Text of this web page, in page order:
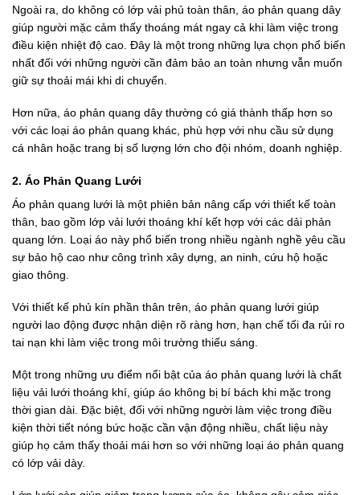
Ngoài ra, do không có lớp vải phủ toàn thân, áo phản quang dây
giúp người mặc cảm thấy thoáng mát ngay cả khi làm việc trong
điều kiện nhiệt độ cao. Đây là một trong những lựa chọn phổ biến
nhất đối với những người cần đảm bảo an toàn nhưng vẫn muốn
giữ sự thoải mái khi di chuyển.
Hơn nữa, áo phản quang dây thường có giá thành thấp hơn so
với các loại áo phản quang khác, phù hợp với nhu cầu sử dụng
cá nhân hoặc trang bị số lượng lớn cho đội nhóm, doanh nghiệp.
2. Áo Phản Quang Lưới
Áo phản quang lưới là một phiên bản nâng cấp với thiết kế toàn
thân, bao gồm lớp vải lưới thoáng khí kết hợp với các dải phản
quang lớn. Loại áo này phổ biến trong nhiều ngành nghề yêu cầu
sự bảo hộ cao như công trình xây dựng, an ninh, cứu hộ hoặc
giao thông.
Với thiết kế phủ kín phần thân trên, áo phản quang lưới giúp
người lao động được nhận diện rõ ràng hơn, hạn chế tối đa rủi ro
tai nạn khi làm việc trong môi trường thiếu sáng.
Một trong những ưu điểm nổi bật của áo phản quang lưới là chất
liệu vải lưới thoáng khí, giúp áo không bị bí bách khi mặc trong
thời gian dài. Đặc biệt, đối với những người làm việc trong điều
kiện thời tiết nóng bức hoặc cần vận động nhiều, chất liệu này
giúp họ cảm thấy thoải mái hơn so với những loại áo phản quang
có lớp vải dày.